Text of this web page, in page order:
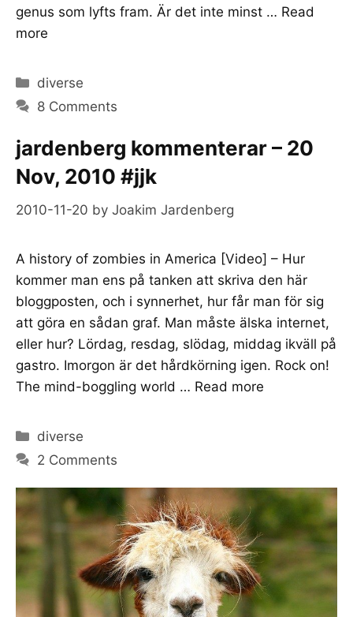
genus som lyfts fram. Är det inte minst … Read
more
Categories
diverse
8 Comments
jardenberg kommenterar – 20
Nov, 2010 #jjk
2010-11-20 by Joakim Jardenberg
A history of zombies in America [Video] – Hur
kommer man ens på tanken att skriva den här
bloggposten, och i synnerhet, hur får man för sig
att göra en sådan graf. Man måste älska internet,
eller hur? Lördag, resdag, slödag, middag ikväll på
gastro. Imorgon är det hårdkörning igen. Rock on!
The mind-boggling world … Read more
Categories
diverse
2 Comments